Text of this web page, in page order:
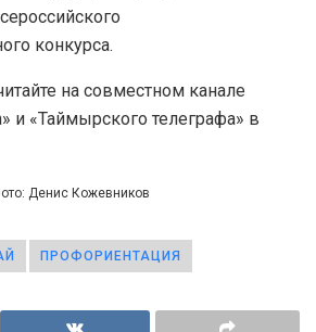
конкурса.
на совместном канале
и «Таймырского телеграфа» в
Денис Кожевников
ПРОФОРИЕНТАЦИЯ